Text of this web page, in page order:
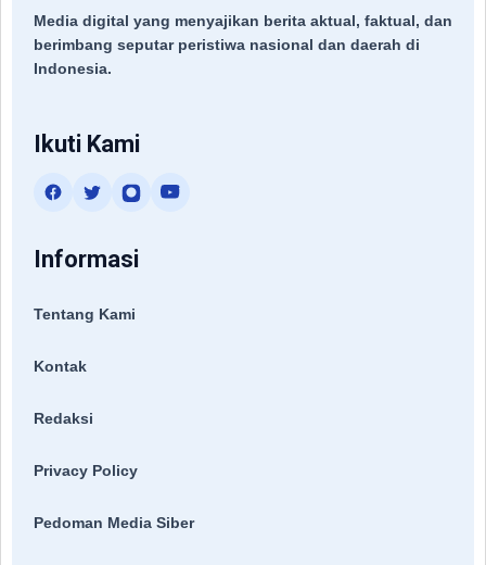
Media digital yang menyajikan berita aktual, faktual, dan
berimbang seputar peristiwa nasional dan daerah di
Indonesia.
Ikuti Kami
Informasi
Tentang Kami
Kontak
Redaksi
Privacy Policy
Pedoman Media Siber